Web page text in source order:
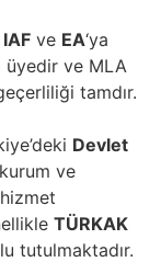
IAF ve EA‘ya
ve MLA
tamdır.
Devlet
ve
TÜRKAK
tutulmaktadır.